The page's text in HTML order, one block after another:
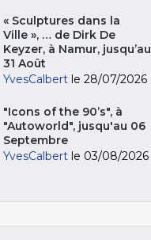
« Sculptures dans la
Ville », … de Dirk De
Keyzer, à Namur, jusqu’au
31 Août
YvesCalbert le 28/07/2026
"Icons of the 90’s", à
"Autoworld", jusqu'au 06
Septembre
YvesCalbert le 03/08/2026